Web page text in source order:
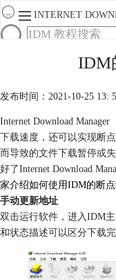
INTERNET
服务
购买
IDM
发布时间：2021-10-25 13:
Internet Download
下载速度，还可以实现断
而导致的文件下载暂停或
好了Internet Download
家介绍如何使用IDM的断点
手动更新地址
双击运行软件，进入IDM
和状态描述可以区分下载